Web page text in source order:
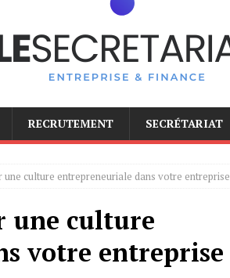
RECRUTEMENT SECRÉTARIAT
culture entrepreneuriale dans votre entreprise
une culture
votre entreprise